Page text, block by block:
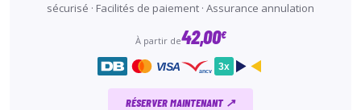
sécurisé · Facilités de paiement · Assurance annulation
À partir de42,00€
VISA ancv 3x
RÉSERVER MAINTENANT ↗